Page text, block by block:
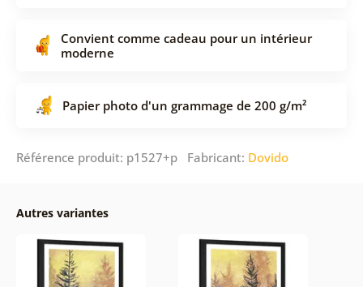
Convient comme cadeau pour un intérieur
moderne
Papier photo d'un grammage de 200 g/m²
Référence produit: p1527+p Fabricant: Dovido
Autres variantes